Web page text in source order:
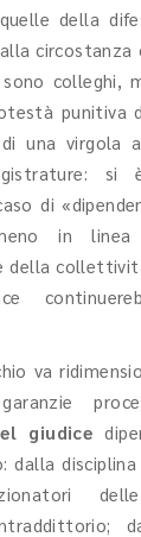
della
colleghi,
punitiva
una virgola
si
di
in
della
va
giudice
dalla
delle